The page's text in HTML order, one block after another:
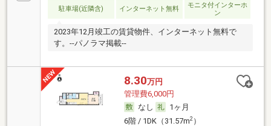
駐車場(近隣含) インターネット無料
モニタ付インターホ
ン
2023年12月竣工の賃貸物件、インターネット無料で
す。--パノラマ掲載--
8.30万円
管理費6,000円
なし
1ヶ月
6階 / 1DK（31.57m2）